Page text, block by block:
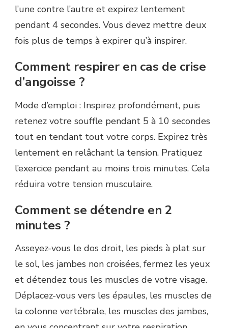
l’une contre l’autre et expirez lentement
pendant 4 secondes. Vous devez mettre deux
fois plus de temps à expirer qu’à inspirer.
Comment respirer en cas de crise
d’angoisse ?
Mode d’emploi : Inspirez profondément, puis
retenez votre souffle pendant 5 à 10 secondes
tout en tendant tout votre corps. Expirez très
lentement en relâchant la tension. Pratiquez
l’exercice pendant au moins trois minutes. Cela
réduira votre tension musculaire.
Comment se détendre en 2
minutes ?
Asseyez-vous le dos droit, les pieds à plat sur
le sol, les jambes non croisées, fermez les yeux
et détendez tous les muscles de votre visage.
Déplacez-vous vers les épaules, les muscles de
la colonne vertébrale, les muscles des jambes,